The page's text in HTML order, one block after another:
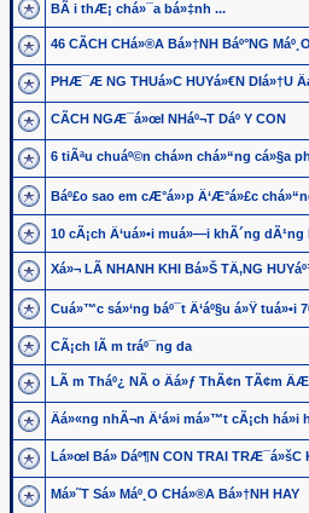
BÃ i thÆ¡ chá»¯a bá»‡nh ...
46 CÃCH CHá»®A Bá»†NH Báº°NG Máº¸O
PHÆ¯Æ NG THUá»C HUYá»€N DIá»†U
CÃCH NGÆ¯á»œI NHáº¬T Dáº Y CON
6 tiÃªu chuáº©n chá»n chá»“ng cá»§a
Báº£o sao em cÆ°á»›p Ä‘Æ°á»£c
10 cÃ¡ch Ä‘uá»•i muá»—i khÃ´ng dÃ¹ng
Xá»¬ LÃ NHANH KHI Bá»Š TÄ‚NG
Cuá»™c sá»‘ng báº¯t Ä‘áº§u á»Ÿ tuá»•i
CÃ¡ch lÃ m tráº¯ng da
LÃ m Tháº¿ NÃ o Äá»ƒ ThÃ¢n TÃ¢m
Äá»«ng nhÃ¬n Ä‘á»i má»™t cÃ¡ch há»i
Lá»œI Bá» Dáº¶N CON TRAI TRÆ¯á»šC
Má»˜T Sá» Máº¸O CHá»®A Bá»†NH HAY